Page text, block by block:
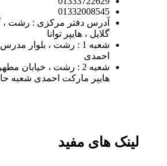
01332008545
آدرس دفتر مرکزی : رشت ،
گلایل ، هایپر توانا
شعبه 1 : رشت ، بلوار
احمدی
شعبه 2 : رشت ، خیابان
هایپر مارکت احمدی شعبه
لینک های مفید